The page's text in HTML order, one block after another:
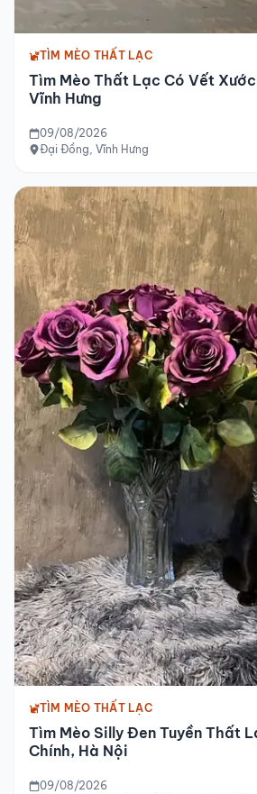
TÌM MÈO THẤT LẠC
Tìm Mèo Thất Lạc Có Vết
Vĩnh Hưng
09/08/2026
Đại Đồng, Vĩnh Hưng
TÌM MÈO THẤT LẠC
Tìm Mèo Silly Đen Tuyền Thất
Chính, Hà Nội
09/08/2026